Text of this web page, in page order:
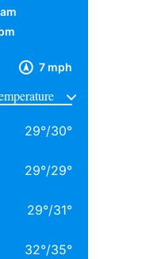
7 mph
29°/30°
29°/29°
29°/31°
32°/35°